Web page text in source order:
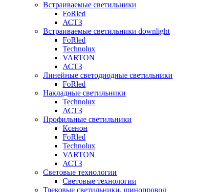
Встраиваемые светильники
FoRled
АСТЗ
Встраиваемые светильники downlight
FoRled
Technolux
VARTON
АСТЗ
Линейные светодиодные светильники
FoRled
Накладные светильники
Technolux
АСТЗ
Профильные светильники
Ксенон
FoRled
Technolux
VARTON
АСТЗ
Световые технологии
Световые технологии
Трековые светильники, шинопровод